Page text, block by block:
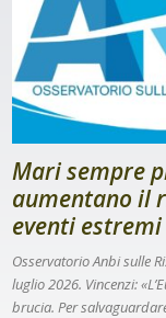
Mari sempre
aumentano il
eventi estremi
Osservatorio Anbi sulle
luglio 2026. Vincenzi:
brucia. Per